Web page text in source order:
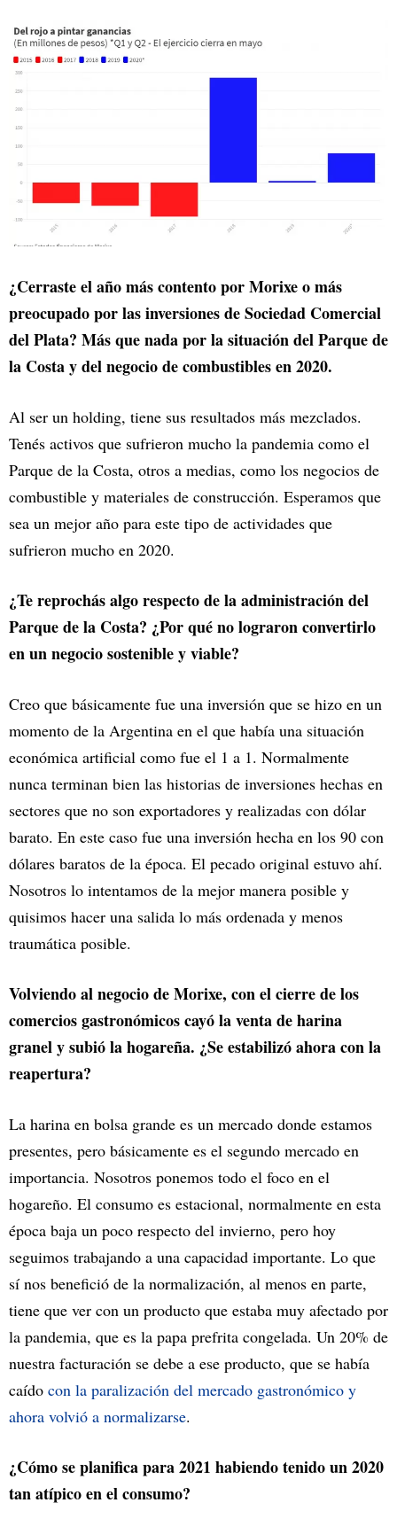
¿Cerraste el año más contento por Morixe o más
preocupado por las inversiones de Sociedad Comercial
del Plata? Más que nada por la situación del Parque de
la Costa y del negocio de combustibles en 2020.
Al ser un holding, tiene sus resultados más mezclados.
Tenés activos que sufrieron mucho la pandemia como el
Parque de la Costa, otros a medias, como los negocios de
combustible y materiales de construcción. Esperamos que
sea un mejor año para este tipo de actividades que
sufrieron mucho en 2020.
¿Te reprochás algo respecto de la administración del
Parque de la Costa? ¿Por qué no lograron convertirlo
en un negocio sostenible y viable?
Creo que básicamente fue una inversión que se hizo en un
momento de la Argentina en el que había una situación
económica artificial como fue el 1 a 1. Normalmente
nunca terminan bien las historias de inversiones hechas en
sectores que no son exportadores y realizadas con dólar
barato. En este caso fue una inversión hecha en los 90 con
dólares baratos de la época. El pecado original estuvo ahí.
Nosotros lo intentamos de la mejor manera posible y
quisimos hacer una salida lo más ordenada y menos
traumática posible.
Volviendo al negocio de Morixe, con el cierre de los
comercios gastronómicos cayó la venta de harina
granel y subió la hogareña. ¿Se estabilizó ahora con la
reapertura?
La harina en bolsa grande es un mercado donde estamos
presentes, pero básicamente es el segundo mercado en
importancia. Nosotros ponemos todo el foco en el
hogareño. El consumo es estacional, normalmente en esta
época baja un poco respecto del invierno, pero hoy
seguimos trabajando a una capacidad importante. Lo que
sí nos benefició de la normalización, al menos en parte,
tiene que ver con un producto que estaba muy afectado por
la pandemia, que es la papa prefrita congelada. Un 20% de
nuestra facturación se debe a ese producto, que se había
caído con la paralización del mercado gastronómico y
ahora volvió a normalizarse.
¿Cómo se planifica para 2021 habiendo tenido un 2020
tan atípico en el consumo?